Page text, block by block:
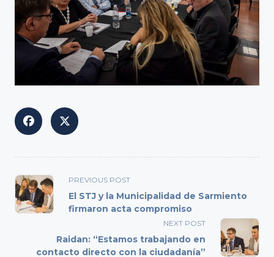
<span
class="nav-
subtitle
text">Page</span>
PREVIOUS POST
El STJ y la Municipalidad de Sarmiento
firmaron acta compromiso
NEXT POST
Raidan: “Estamos trabajando en
contacto directo con la ciudadanía”